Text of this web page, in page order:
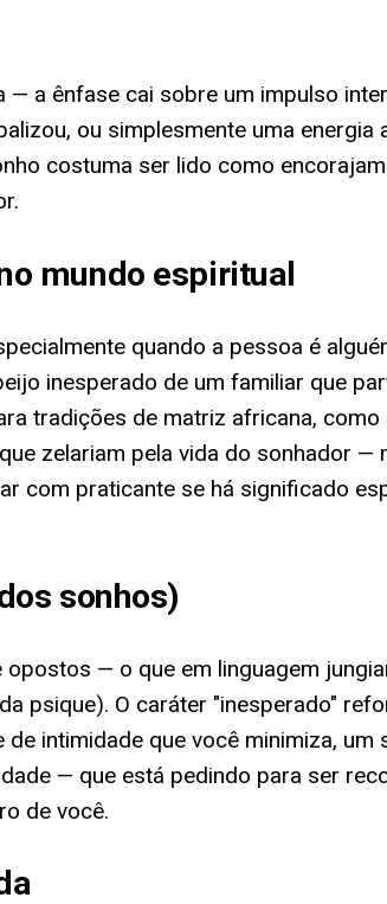
a ênfase cai sobre um impulso
ou simplesmente uma
costuma ser lido como
mundo espiritual
quando a pessoa é
inesperado de um familiar que
tradições de matriz africana,
zelariam pela vida do sonhador
com praticante se há significado
sonhos)
— o que em linguagem
psique). O caráter "inesperado"
intimidade que você minimiza,
— que está pedindo para ser
de você.